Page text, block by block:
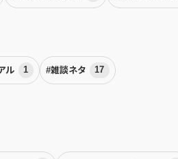
ル 1 #雑談ネタ 17